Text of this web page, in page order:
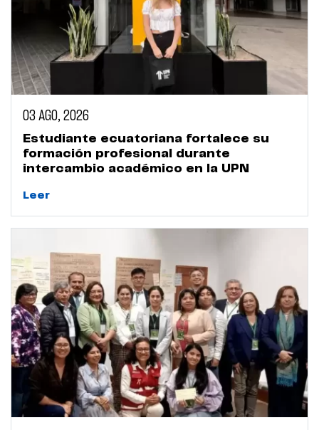
03 AGO, 2026
Estudiante ecuatoriana fortalece su
formación profesional durante
intercambio académico en la UPN
Leer